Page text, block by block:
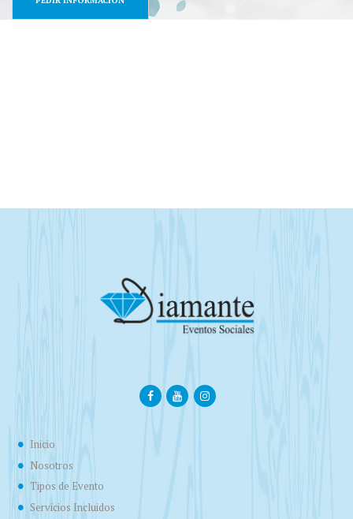
Inicio
Nosotros
Tipos de Evento
Servicios Incluidos